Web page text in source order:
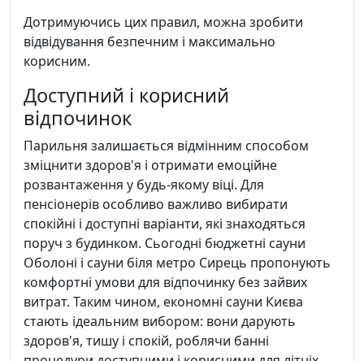
Дотримуючись цих правил, можна зробити
відвідування безпечним і максимально
корисним.
Доступний і корисний
відпочинок
Парильня залишається відмінним способом
зміцнити здоров'я і отримати емоційне
розвантаження у будь-якому віці. Для
пенсіонерів особливо важливо вибирати
спокійні і доступні варіанти, які знаходяться
поруч з будинком. Сьогодні бюджетні сауни
Оболоні і сауни біля метро Сирець пропонують
комфортні умови для відпочинку без зайвих
витрат. Таким чином, економні сауни Києва
стають ідеальним вибором: вони дарують
здоров'я, тишу і спокій, роблячи банні